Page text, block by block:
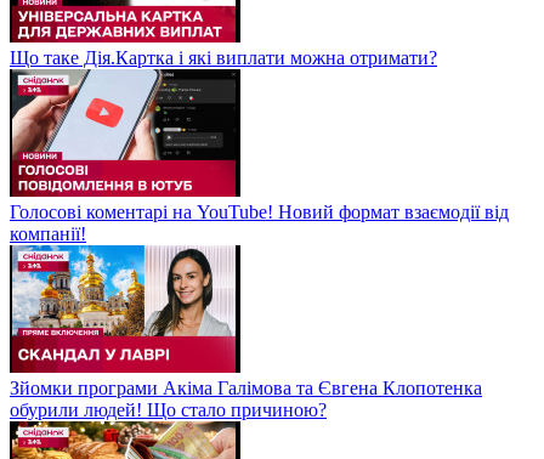
Що таке Дія.Картка і які виплати можна отримати?
Голосові коментарі на YouTube! Новий формат взаємодії від
компанії!
Зйомки програми Акіма Галімова та Євгена Клопотенка
обурили людей! Що стало причиною?